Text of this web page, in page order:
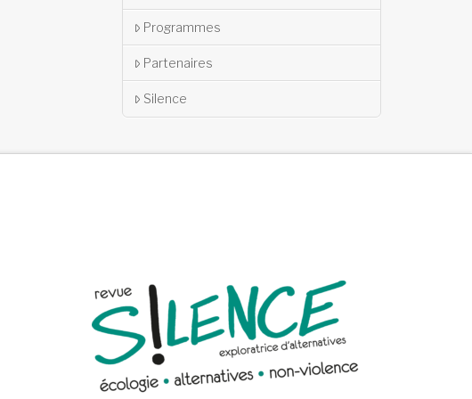
Programmes
Partenaires
Silence